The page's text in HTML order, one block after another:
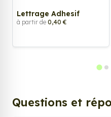
Lettrage Adhesif
à partir de 0,40 €
Questions et